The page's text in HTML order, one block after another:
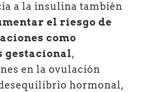
a la insulina también
el riesgo de
como
gestacional,
en la ovulación
hormonal,